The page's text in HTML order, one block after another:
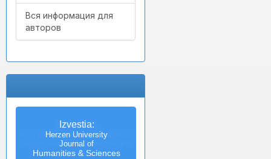
Вся информация для
авторов
Izvestia:
Herzen University
Journal of
Humanities & Sciences